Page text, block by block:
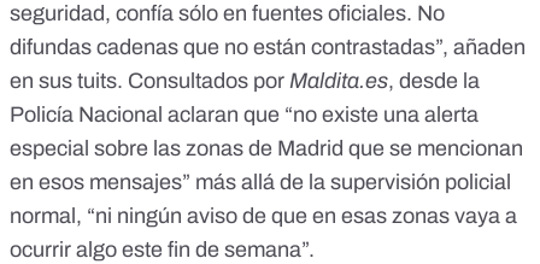
seguridad, confía sólo en fuentes oficiales. No
difundas cadenas que no están contrastadas”, añaden
en sus tuits. Consultados por Maldita.es, desde la
Policía Nacional aclaran que “no existe una alerta
especial sobre las zonas de Madrid que se mencionan
en esos mensajes” más allá de la supervisión policial
normal, “ni ningún aviso de que en esas zonas vaya a
ocurrir algo este fin de semana”.